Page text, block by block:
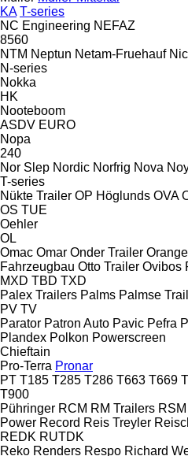
KA T-series
NC Engineering NEFAZ
8560
NTM Neptun Netam-Fruehauf
N-series
Nokka
HK
Nooteboom
ASDV EURO
Nopa
240
Nor Slep Nordic Norfrig Nova
T-series
Nükte Trailer OP Höglunds OVA
OS TUE
Oehler
OL
Omac Omar Onder Trailer Orange
Fahrzeugbau Otto Trailer Ovibos
MXD TBD TXD
Palex Trailers Palms Palmse
PV TV
Parator Patron Auto Pavic Pefra
Plandex Polkon Powerscreen
Chieftain
Pro-Terra Pronar
PT T185 T285 T286 T663 T669
T900
Pühringer RCM RM Trailers RSM
Power Record Reis Treyler
REDK RUTDK
Reko Renders Respo Richard